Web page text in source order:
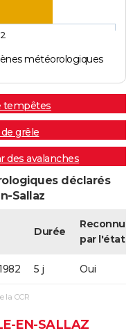
météorologiques
tempêtes
grêle
des avalanches
déclarés
Sallaz
Durée
Reconnue
par l'état
5 j Oui
la CCR
EN-SALLAZ